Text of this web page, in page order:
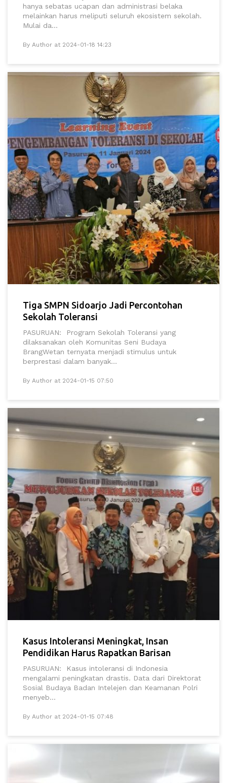
hanya sebatas ucapan dan administrasi belaka
melainkan harus meliputi seluruh ekosistem sekolah.
Mulai da...
By Author at 2024-01-18 14:23
Tiga SMPN Sidoarjo Jadi Percontohan
Sekolah Toleransi
PASURUAN: Program Sekolah Toleransi yang
dilaksanakan oleh Komunitas Seni Budaya
BrangWetan ternyata menjadi stimulus untuk
berprestasi dalam banyak...
By Author at 2024-01-15 07:50
Kasus Intoleransi Meningkat, Insan
Pendidikan Harus Rapatkan Barisan
PASURUAN: Kasus intoleransi di Indonesia
mengalami peningkatan drastis. Data dari Direktorat
Sosial Budaya Badan Intelejen dan Keamanan Polri
menyeb...
By Author at 2024-01-15 07:48